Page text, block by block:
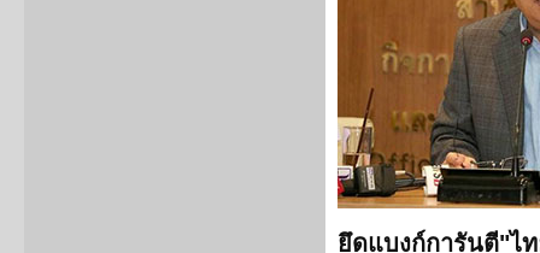
ยึดแบงก์การันตี"ไ